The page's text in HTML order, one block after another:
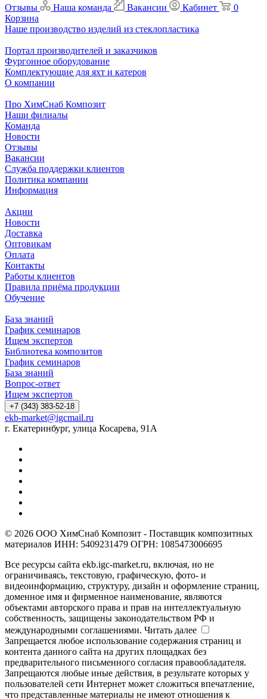
Отзывы
Наша команда Вакансии Кабинет
0
Корзина
Наше производство изделий из стеклопластика
Портал производителей и заказчиков
Фургонное оборудование
Комплектующие для яхт и катеров
О компании
Про ХимСнаб Композит
Наши филиалы
Команда
Новости
Отзывы
Вакансии
Служба поддержки клиентов
Политика компании
Информация
Акции
Новости
Доставка
Оптовикам
Оплата
Контакты
Работы клиентов
Правила приёма продукции
Обучение
База знаний
График семинаров
Ищем экспертов
Библиотека композитов
График семинаров
База знаний
Вопрос-ответ
Ищем экспертов
+7 (343) 383-52-18
ekb-market@igcmail.ru
г. Екатеринбург, улица Косарева, 91А
© 2026 ООО ХимСнаб Композит - Поставщик композитных
материалов ИНН: 5409231479 ОГРН: 1085473006695
Все ресурсы сайта ekb.igc-market.ru, включая, но не
ограничиваясь, текстовую, графическую, фото- и
видеоинформацию, структуру, дизайн и оформление страниц,
доменное имя и фирменное наименование, являются
объектами авторского права и прав на интеллектуальную
собственность, защищены законодательством РФ и
международными соглашениями. Читать далее
Запрещается любое использование содержания страниц и
контента данного сайта на других площадках без
предварительного письменного согласия правообладателя.
Запрещаются любые иные действия, в результате которых у
пользователей сети Интернет может сложиться впечатление,
что представленные материалы не имеют отношения к